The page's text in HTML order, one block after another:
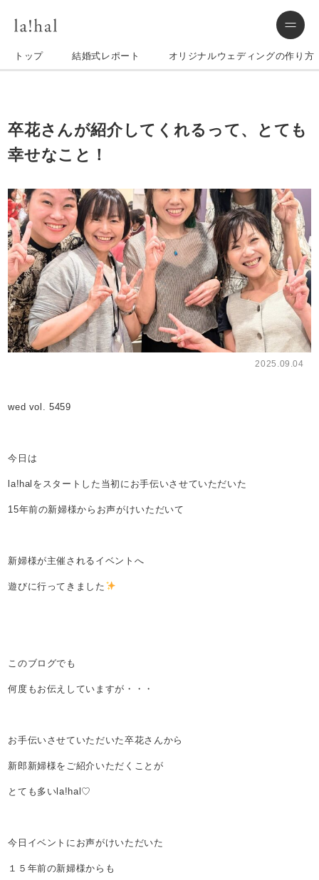
トップ 結婚式レポート オリジナルウェディングの作り方
卒花さんが紹介してくれるって、とても
幸せなこと！
2025.09.04
wed vol. 5459
今日は
la!halをスタートした当初にお手伝いさせていただいた
15年前の新婦様からお声がけいただいて
新婦様が主催されるイベントへ
遊びに行ってきました
このブログでも
何度もお伝えしていますが・・・
お手伝いさせていただいた卒花さんから
新郎新婦様をご紹介いただくことが
とても多いla!hal♡
今日イベントにお声がけいただいた
１５年前の新婦様からも